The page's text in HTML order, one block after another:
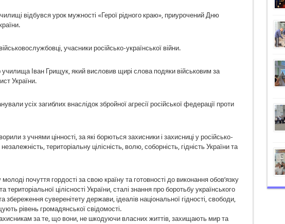
відбувся урок мужності «Герої рідного краю», приурочений Дню
учасники російсько-української війни.
училища Іван Грищук, який висловив щирі слова подяки військовим за
України.
усіх загиблих внаслідок збройної агресії російської федерації проти
з учнями цінності, за які борються захисники і захисниці у російсько-
незалежність, територіальну цілісність, волю, соборність, гідність України та
почуття гордості за свою країну та готовності до виконання обов’язку
територіальної цілісності України, сталі знання про боротьбу українського
збереження суверенітету держави, ідеалів національної гідності, свободи,
рівень громадянської свідомості.
за те, що вони, не шкодуючи власних життів, захищають мир та